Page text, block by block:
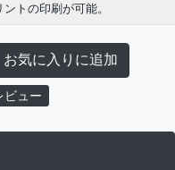
トの印刷が可能。
気に入りに追加
ビュー